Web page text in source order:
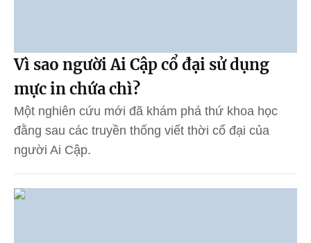
Vì sao người Ai Cập cổ đại sử dụng
mực in chứa chì?
Một nghiên cứu mới đã khám phá thứ khoa học
đằng sau các truyền thống viết thời cổ đại của
người Ai Cập.